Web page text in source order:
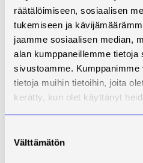
räätälöimiseen, sosiaalisen
tukemiseen ja
jaamme sosiaalisen median,
alan kumppaneillemme tietoja
sivustoamme. Kumppanimme
tietoja muihin tietoihin, joita
kerätty, kun olet käyttänyt
valinta
Välttämätön